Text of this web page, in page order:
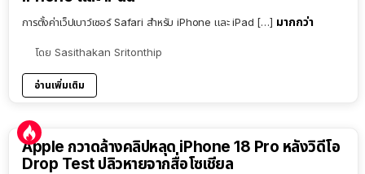
การตั้งค่าเว็ปเบาว์เซอร์ Safari สำหรับ iPhone และ iPad […] มากกว่า
โดย Sasithakan Sritonthip
อ่านเพิ่มเติม
Apple กวาดล้างคลิปหลุด iPhone 18 Pro หลังวิดีโอ
Drop Test ปลิวหายจากสื่อโซเชียล